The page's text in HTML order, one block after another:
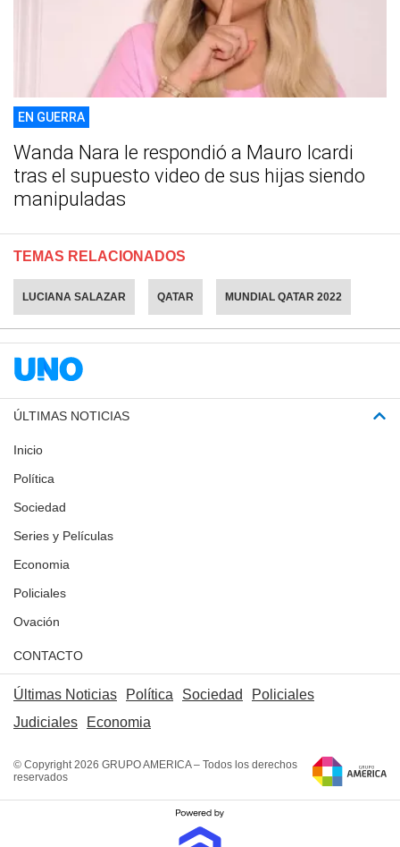
EN GUERRA
Wanda Nara le respondió a Mauro Icardi
tras el supuesto video de sus hijas siendo
manipuladas
TEMAS RELACIONADOS
LUCIANA SALAZAR QATAR MUNDIAL QATAR 2022
ÚLTIMAS NOTICIAS
Inicio
Política
Sociedad
Series y Películas
Economia
Policiales
Ovación
CONTACTO
Últimas Noticias Política Sociedad
Policiales
Judiciales
Economia
© Copyright 2026 GRUPO AMERICA – Todos los derechos
reservados